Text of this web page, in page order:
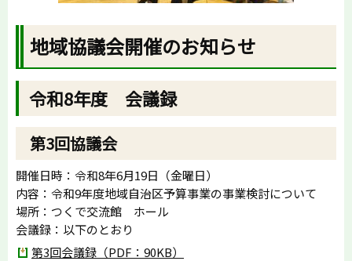
地域協議会開催のお知らせ
令和8年度 会議録
第3回協議会
開催日時：令和8年6月19日（金曜日）
内容：令和9年度地域自治区予算事業の事業検討について
場所：つくで交流館 ホール
会議録：以下のとおり
第3回会議録（PDF：90KB）